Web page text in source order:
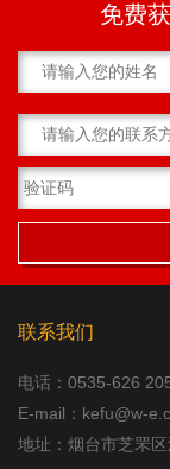
免费
联系我们
电话： 0535-626
E-mail：kefu@w-
地址：烟台市芝罘